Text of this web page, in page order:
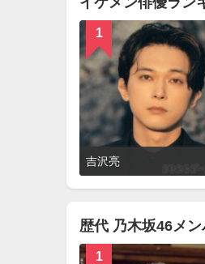
1
吉沢亮
歴代 乃木坂46メ
1